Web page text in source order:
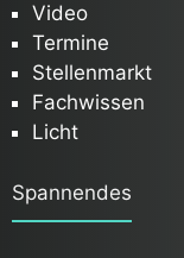
Video
Termine
Stellenmarkt
Fachwissen
Licht
Spannendes